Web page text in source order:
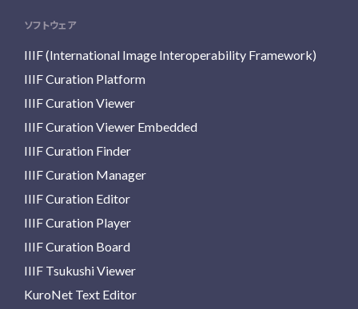
ソフトウェア
IIIF (International Image Interoperability Framework)
IIIF Curation Platform
IIIF Curation Viewer
IIIF Curation Viewer Embedded
IIIF Curation Finder
IIIF Curation Manager
IIIF Curation Editor
IIIF Curation Player
IIIF Curation Board
IIIF Tsukushi Viewer
KuroNet Text Editor